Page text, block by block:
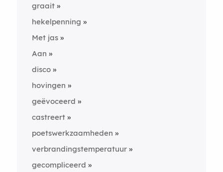
graait
hekelpenning
Met jas
Aan
disco
hovingen
geëvoceerd
castreert
poetswerkzaamheden
verbrandingstemperatuur
gecompliceerd